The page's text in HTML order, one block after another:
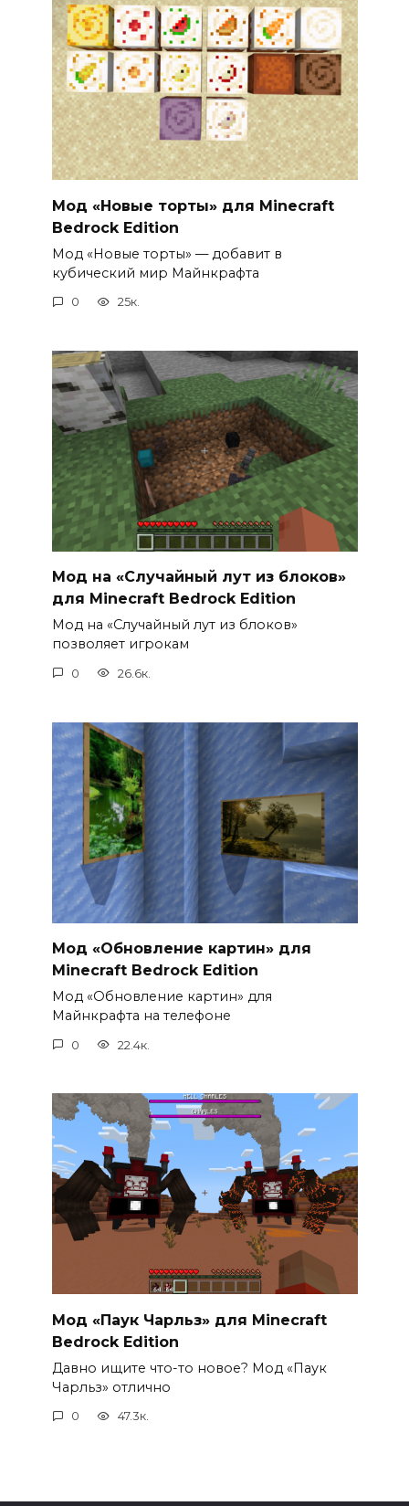
Мод «Новые торты» для Minecraft
Bedrock Edition
Мод «Новые торты» — добавит в
кубический мир Майнкрафта
0 25к.
Мод на «Случайный лут из блоков»
для Minecraft Bedrock Edition
Мод на «Случайный лут из блоков»
позволяет игрокам
0 26.6к.
Мод «Обновление картин» для
Minecraft Bedrock Edition
Мод «Обновление картин» для
Майнкрафта на телефоне
0 22.4к.
Мод «Паук Чарльз» для Minecraft
Bedrock Edition
Давно ищите что-то новое? Мод «Паук
Чарльз» отлично
0 47.3к.